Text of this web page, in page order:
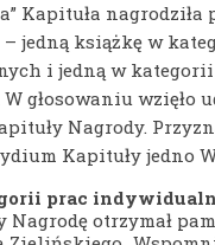
Kapituła nagrodziła
– jedną książkę w
i jedną w
głosowaniu wzięło
Nagrody.
Kapituły jedno
prac
Nagrodę otrzymał